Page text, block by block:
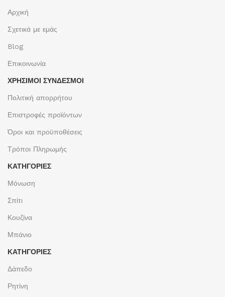
Αρχική
Σχετικά με εμάς
Blog
Επικοινωνία
ΧΡΉΣΙΜΟΙ ΣΎΝΔΕΣΜΟΙ
Πολιτική απορρήτου
Επιστροφές προϊόντων
Όροι και προϋποθέσεις
Τρόποι Πληρωμής
ΚΑΤΗΓΟΡΙΕΣ
Μόνωση
Σπίτι
Κουζίνα
Μπάνιο
ΚΑΤΗΓΟΡΙΕΣ
Δάπεδο
Ρητίνη